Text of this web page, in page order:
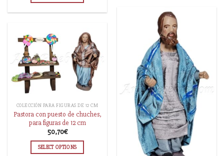
COLECCIÓN PARA FIGURAS DE 12 CM
Pastora con puesto de chuches,
para figuras de 12 cm
50,70€
SELECT OPTIONS